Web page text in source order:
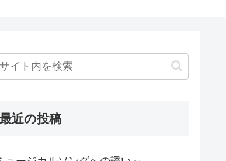
最近の投稿